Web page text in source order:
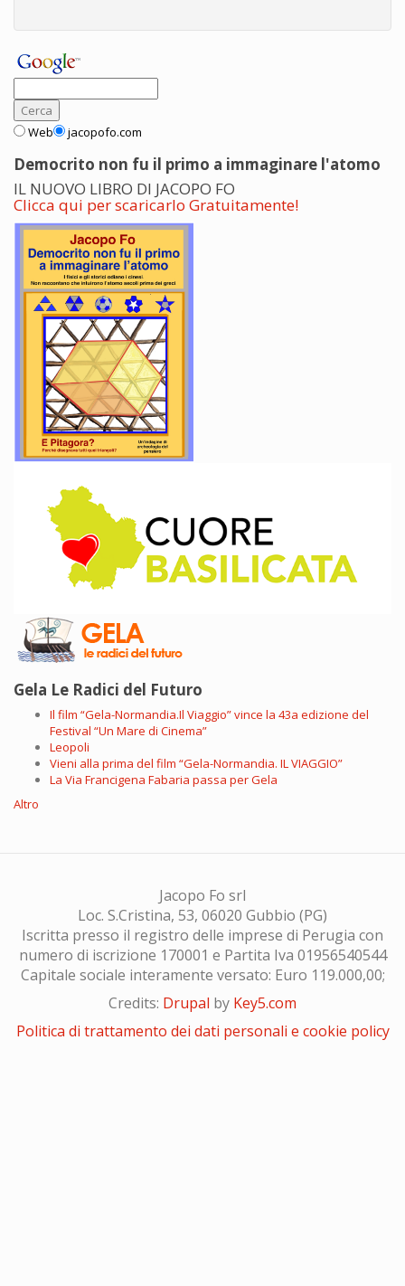
Web jacopofo.com
Democrito non fu il primo a immaginare l'atomo
IL NUOVO LIBRO DI JACOPO FO
Clicca qui per scaricarlo Gratuitamente!
Gela Le Radici del Futuro
Il film “Gela-Normandia.Il Viaggio” vince la 43a edizione del
Festival “Un Mare di Cinema”
Leopoli
Vieni alla prima del film “Gela-Normandia. IL VIAGGIO”
La Via Francigena Fabaria passa per Gela
Altro
Jacopo Fo srl
Loc. S.Cristina, 53, 06020 Gubbio (PG)
Iscritta presso il registro delle imprese di Perugia con
numero di iscrizione 170001 e Partita Iva 01956540544
Capitale sociale interamente versato: Euro 119.000,00;
Credits: Drupal by Key5.com
Politica di trattamento dei dati personali e cookie policy